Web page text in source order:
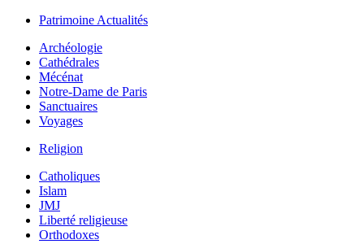
Patrimoine Actualités
Archéologie
Cathédrales
Mécénat
Notre-Dame de Paris
Sanctuaires
Voyages
Religion
Catholiques
Islam
JMJ
Liberté religieuse
Orthodoxes